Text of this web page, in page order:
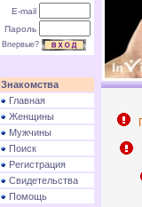
E-mail
Пароль
Впервые?
Знакомства
Главная
Женщины
Мужчины
Поиск
Регистрация
Свидетельства
Помощь